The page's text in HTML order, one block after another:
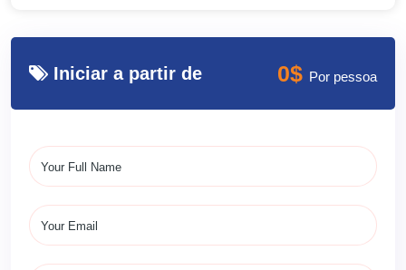
Iniciar a partir de 0$ Por pessoa